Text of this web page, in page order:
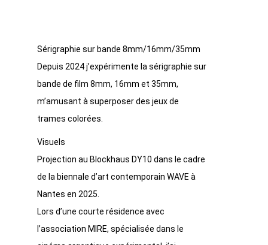
Sérigraphie sur bande 8mm/16mm/35mm
Depuis 2024 j’expérimente la sérigraphie sur
bande de film 8mm, 16mm et 35mm,
m’amusant à superposer des jeux de
trames colorées.
Visuels
Projection au Blockhaus DY10 dans le cadre
de la biennale d’art contemporain WAVE à
Nantes en 2025.
Lors d’une courte résidence avec
l’association MIRE, spécialisée dans le